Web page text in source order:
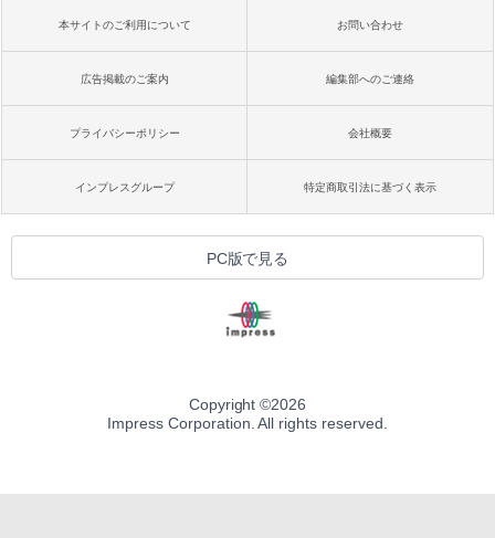
本サイトのご利用について お問い合わせ
広告掲載のご案内 編集部へのご連絡
プライバシーポリシー 会社概要
インプレスグループ 特定商取引法に基づく表示
PC版で見る
Copyright ©2026
Impress Corporation. All rights reserved.